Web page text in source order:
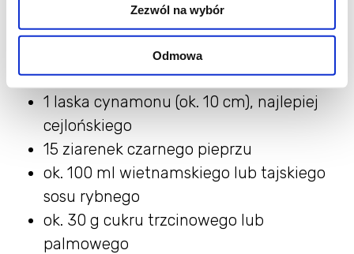
Zezwól na wybór
Odmowa
3 gwiazdki anyżu
3 ziarenka kardamonu (ja użyłem
zielonego, oryginalnie jest czarny)
6 goździków
1 laska cynamonu (ok. 10 cm), najlepiej
cejlońskiego
15 ziarenek czarnego pieprzu
ok. 100 ml wietnamskiego lub tajskiego
sosu rybnego
ok. 30 g cukru trzcinowego lub
palmowego